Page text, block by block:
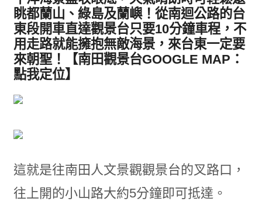
眺都蘭山、綠島及蘭嶼！從南迴公路的台
東段開車直達觀景台只要10分鐘車程，不
用走路就能擁抱無敵海景，來台東一定要
來朝聖！【南田觀景台GOOGLE MAP：
點我定位】
這就是往南田人文景觀觀景台的叉路口，
往上開的小山路大約5分鐘即可抵達。